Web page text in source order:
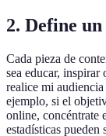
2. Define
Cada pieza de
sea educar, inspirar
realice mi
ejemplo, si el
online, concéntrate
estadísticas pueden